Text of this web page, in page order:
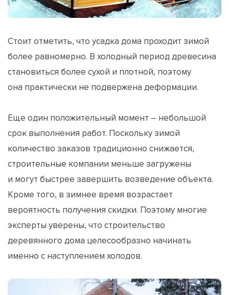
Стоит отметить, что усадка дома проходит зимой
более равномерно. В холодный период древесина
становиться более сухой и плотной, поэтому
она практически не подвержена деформации.
Еще один положительный момент – небольшой
срок выполнения работ. Поскольку зимой
количество заказов традиционно снижается,
строительные компании меньше загружены
и могут быстрее завершить возведение объекта.
Кроме того, в зимнее время возрастает
вероятность получения скидки. Поэтому многие
эксперты уверены, что строительство
деревянного дома целесообразно начинать
именно с наступлением холодов.